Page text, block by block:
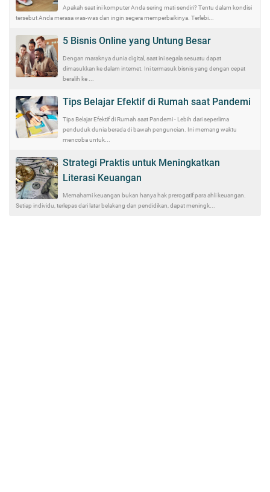
Apakah saat ini komputer Anda sering mati sendiri? Tentu dalam kondisi
tersebut Anda merasa was-was dan ingin segera memperbaikinya. Terlebi...
5 Bisnis Online yang Untung Besar
Dengan maraknya dunia digital, saat ini segala sesuatu dapat
dimasukkan ke dalam internet. Ini termasuk bisnis yang dengan cepat
beralih ke ...
Tips Belajar Efektif di Rumah saat Pandemi
Tips Belajar Efektif di Rumah saat Pandemi - Lebih dari seperlima
penduduk dunia berada di bawah penguncian. Ini memang waktu
mencoba untuk...
Strategi Praktis untuk Meningkatkan
Literasi Keuangan
Memahami keuangan bukan hanya hak prerogatif para ahli keuangan.
Setiap individu, terlepas dari latar belakang dan pendidikan, dapat meningk...